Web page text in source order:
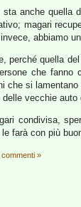
anche quella
magari
abbiamo
perché quella
che
si
vecchie
condivisa,
farà con più
commenti »